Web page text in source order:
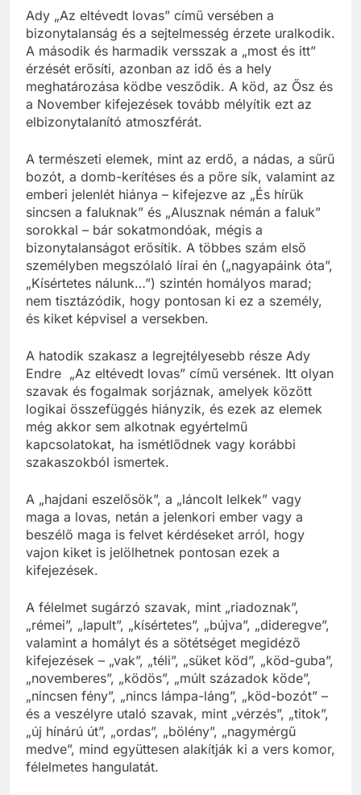
Ady „Az eltévedt lovas” című versében a
bizonytalanság és a sejtelmesség érzete uralkodik.
A második és harmadik versszak a „most és itt”
érzését erősíti, azonban az idő és a hely
meghatározása ködbe vesződik. A köd, az Ősz és
a November kifejezések tovább mélyítik ezt az
elbizonytalanító atmoszférát.
A természeti elemek, mint az erdő, a nádas, a sűrű
bozót, a domb-kerítéses és a pőre sík, valamint az
emberi jelenlét hiánya – kifejezve az „És hírük
sincsen a faluknak” és „Alusznak némán a faluk”
sorokkal – bár sokatmondóak, mégis a
bizonytalanságot erősítik. A többes szám első
személyben megszólaló lírai én („nagyapáink óta”,
„Kísértetes nálunk…”) szintén homályos marad;
nem tisztázódik, hogy pontosan ki ez a személy,
és kiket képvisel a versekben.
A hatodik szakasz a legrejtélyesebb része Ady
Endre „Az eltévedt lovas” című versének. Itt olyan
szavak és fogalmak sorjáznak, amelyek között
logikai összefüggés hiányzik, és ezek az elemek
még akkor sem alkotnak egyértelmű
kapcsolatokat, ha ismétlődnek vagy korábbi
szakaszokból ismertek.
A „hajdani eszelősök”, a „láncolt lelkek” vagy
maga a lovas, netán a jelenkori ember vagy a
beszélő maga is felvet kérdéseket arról, hogy
vajon kiket is jelölhetnek pontosan ezek a
kifejezések.
A félelmet sugárzó szavak, mint „riadoznak”,
„rémei”, „lapult”, „kísértetes”, „bújva”, „dideregve”,
valamint a homályt és a sötétséget megidéző
kifejezések – „vak”, „téli”, „süket köd”, „köd-guba”,
„novemberes”, „ködös”, „múlt századok köde”,
„nincsen fény”, „nincs lámpa-láng”, „köd-bozót” –
és a veszélyre utaló szavak, mint „vérzés”, „titok”,
„új hínárú út”, „ordas”, „bölény”, „nagymérgű
medve”, mind együttesen alakítják ki a vers komor,
félelmetes hangulatát.